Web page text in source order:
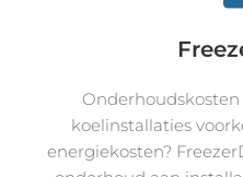
koelinstallaties
energiekosten?